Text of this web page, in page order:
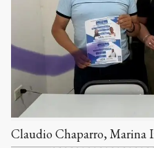
Claudio Chaparro, Marina